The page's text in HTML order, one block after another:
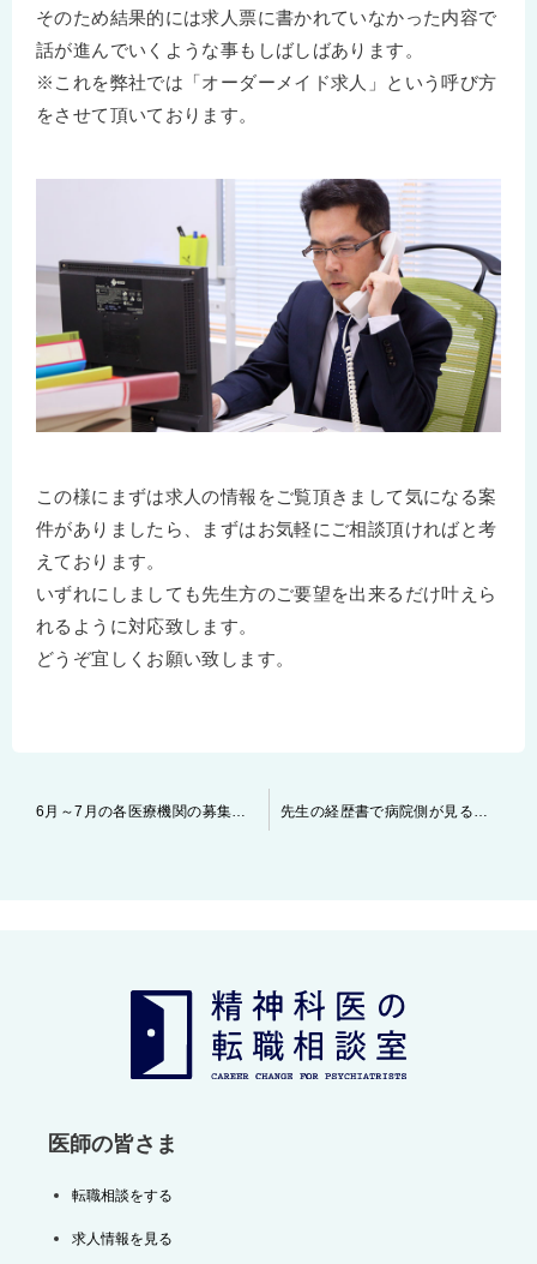
そのため結果的には求人票に書かれていなかった内容で
話が進んでいくような事もしばしばあります。
※これを弊社では「オーダーメイド求人」という呼び方
をさせて頂いております。
この様にまずは求人の情報をご覧頂きまして気になる案
件がありましたら、まずはお気軽にご相談頂ければと考
えております。
いずれにしましても先生方のご要望を出来るだけ叶えら
れるように対応致します。
どうぞ宜しくお願い致します。
6月～7月の各医療機関の募集状況 先生の経歴書で病院側が見る箇所・ポイント
医師の皆さま
転職相談をする
求人情報を見る